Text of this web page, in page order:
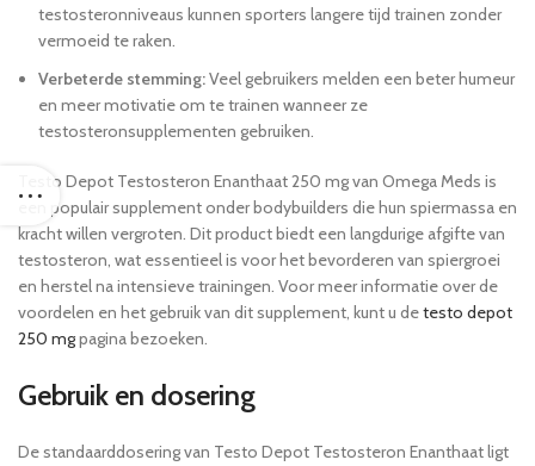
testosteronniveaus kunnen sporters langere tijd trainen zonder
vermoeid te raken.
Verbeterde stemming:Veel gebruikers melden een beter humeur
en meer motivatie om te trainen wanneer ze
testosteronsupplementen gebruiken.
Testo Depot Testosteron Enanthaat 250 mg van Omega Meds is
een populair supplement onder bodybuilders die hun spiermassa en
kracht willen vergroten. Dit product biedt een langdurige afgifte van
testosteron, wat essentieel is voor het bevorderen van spiergroei
en herstel na intensieve trainingen. Voor meer informatie over de
voordelen en het gebruik van dit supplement, kunt u detesto depot
250 mgpagina bezoeken.
Gebruik en dosering
De standaarddosering van Testo Depot Testosteron Enanthaat ligt